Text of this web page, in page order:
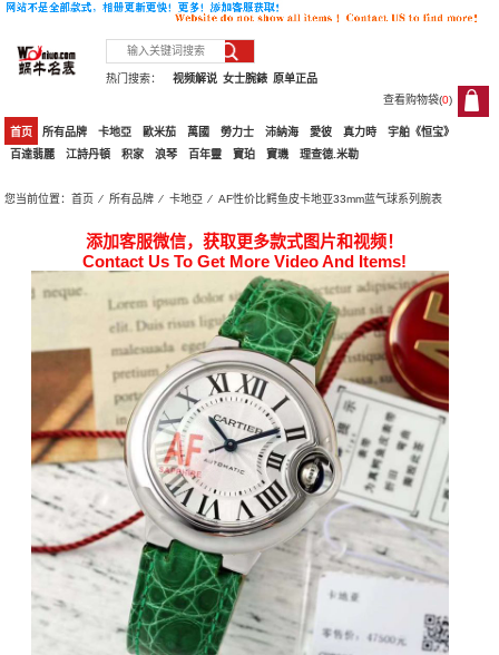
热门搜索： 原单正品
女士腕錶
视频解说
查看购物袋(0)
0
首页 所有品牌 卡地亞 歐米茄 萬國 勞力士 沛納海 愛彼 真力時
宇舶《恒宝》
百達翡麗
江詩丹頓 积家 浪琴 百年靈 寶珀 寶璣 理查德.米勒
您当前位置：首页 ⁄所有品牌 ⁄卡地亞 ⁄ AF性价比鳄鱼皮卡地亚33mm蓝气球系列腕表
添加客服微信，获取更多款式图片和视频！
Contact Us To Get More Video And Items!